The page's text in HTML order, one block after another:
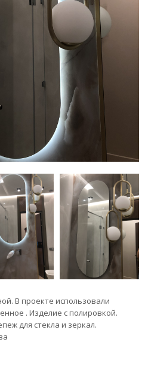
В проекте использовали
. Изделие с полировкой.
для стекла и зеркал.